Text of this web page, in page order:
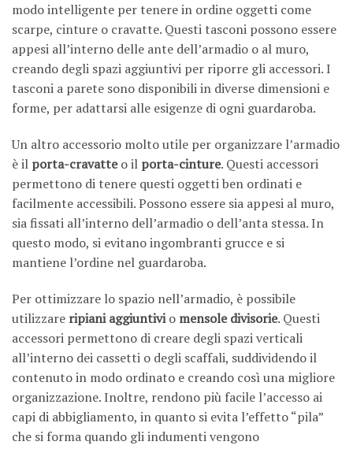
modo intelligente per tenere in ordine oggetti come
scarpe, cinture o cravatte. Questi tasconi possono essere
appesi all’interno delle ante dell’armadio o al muro,
creando degli spazi aggiuntivi per riporre gli accessori. I
tasconi a parete sono disponibili in diverse dimensioni e
forme, per adattarsi alle esigenze di ogni guardaroba.
Un altro accessorio molto utile per organizzare l’armadio
è il porta-cravatteo il porta-cinture. Questi accessori
permettono di tenere questi oggetti ben ordinati e
facilmente accessibili. Possono essere sia appesi al muro,
sia fissati all’interno dell’armadio o dell’anta stessa. In
questo modo, si evitano ingombranti grucce e si
mantiene l’ordine nel guardaroba.
Per ottimizzare lo spazio nell’armadio, è possibile
utilizzare ripiani aggiuntivio mensole divisorie. Questi
accessori permettono di creare degli spazi verticali
all’interno dei cassetti o degli scaffali, suddividendo il
contenuto in modo ordinato e creando così una migliore
organizzazione. Inoltre, rendono più facile l’accesso ai
capi di abbigliamento, in quanto si evita l’effetto “pila”
che si forma quando gli indumenti vengono